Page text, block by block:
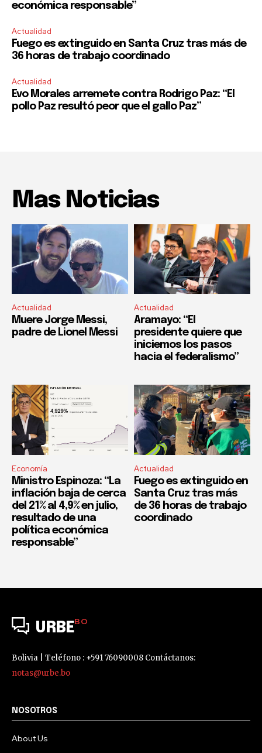
económica responsable”
Actualidad
Fuego es extinguido en Santa Cruz tras más de
36 horas de trabajo coordinado
Actualidad
Evo Morales arremete contra Rodrigo Paz: “El
pollo Paz resultó peor que el gallo Paz”
Mas Noticias
Actualidad
Muere Jorge Messi,
padre de Lionel Messi
Actualidad
Aramayo: “El
presidente quiere que
iniciemos los pasos
hacia el federalismo”
Economía
Ministro Espinoza: “La
inflación baja de cerca
del 21% al 4,9% en julio,
resultado de una
política económica
responsable”
Actualidad
Fuego es extinguido en
Santa Cruz tras más
de 36 horas de trabajo
coordinado
URBEBO
Bolivia | Teléfono : +591 76090008 Contáctanos:
notas@urbe.bo
NOSOTROS
About Us